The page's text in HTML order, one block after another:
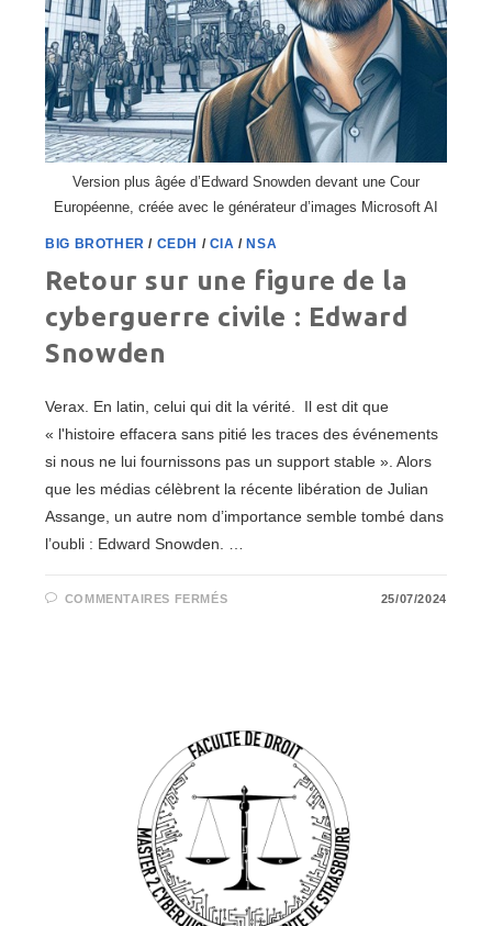
Version plus âgée d’Edward Snowden devant une Cour
Européenne, créée avec le générateur d’images Microsoft AI
BIG BROTHER / CEDH / CIA / NSA
Retour sur une figure de la
cyberguerre civile : Edward
Snowden
Verax. En latin, celui qui dit la vérité. Il est dit que
« l'histoire effacera sans pitié les traces des événements
si nous ne lui fournissons pas un support stable ». Alors
que les médias célèbrent la récente libération de Julian
Assange, un autre nom d’importance semble tombé dans
l’oubli : Edward Snowden. …
COMMENTAIRES FERMÉSSUR
EDWARD
SNOWDEN
25/07/2024